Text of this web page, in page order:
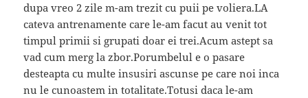
dupa vreo 2 zile m-am trezit cu puii pe voliera.LA
cateva antrenamente care le-am facut au venit tot
timpul primii si grupati doar ei trei.Acum astept sa
vad cum merg la zbor.Porumbelul e o pasare
desteapta cu multe insusiri ascunse pe care noi inca
nu le cunoastem in totalitate.Totusi daca le-am